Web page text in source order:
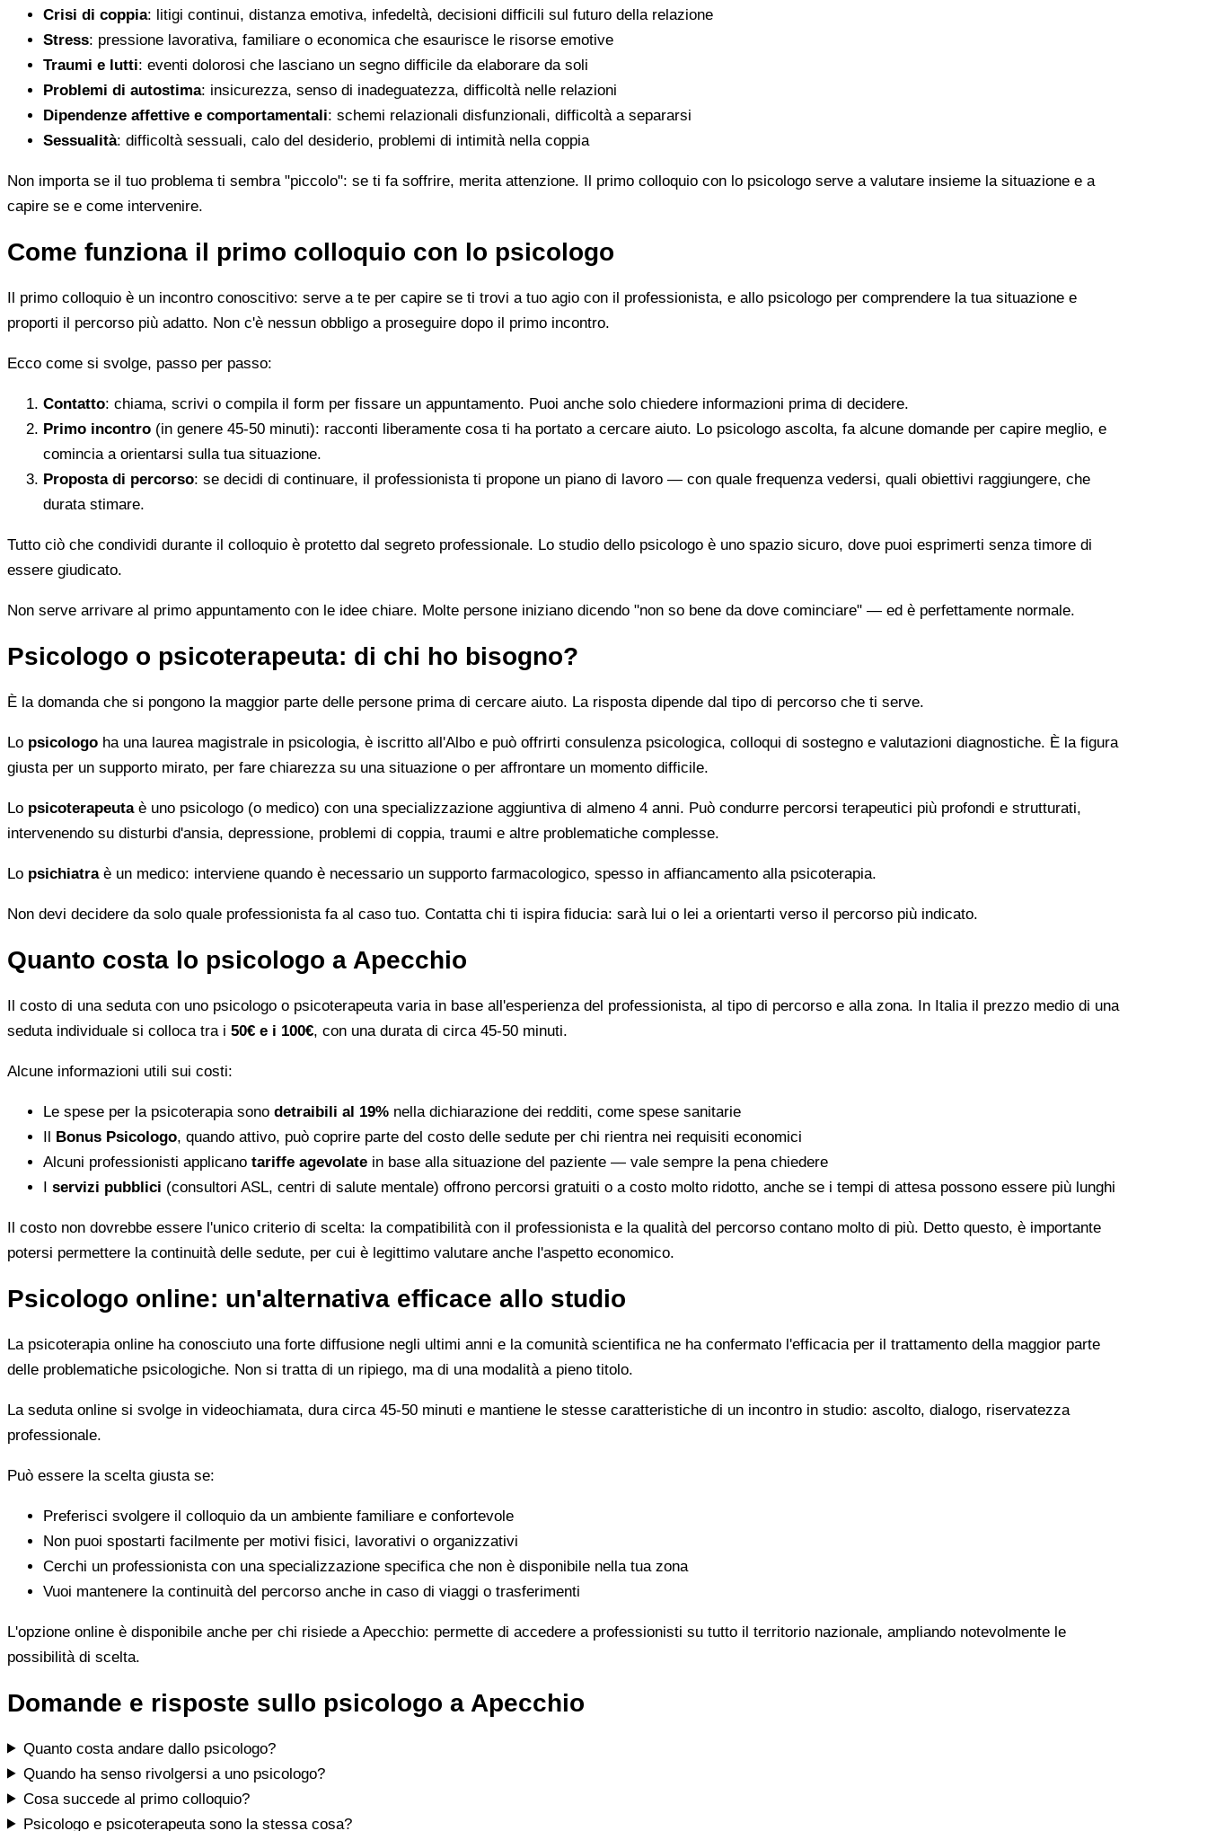
Crisi di coppia: litigi continui, distanza emotiva, infedeltà, decisioni difficili sul futuro della relazione
Stress: pressione lavorativa, familiare o economica che esaurisce le risorse emotive
Traumi e lutti: eventi dolorosi che lasciano un segno difficile da elaborare da soli
Problemi di autostima: insicurezza, senso di inadeguatezza, difficoltà nelle relazioni
Dipendenze affettive e comportamentali: schemi relazionali disfunzionali, difficoltà a separarsi
Sessualità: difficoltà sessuali, calo del desiderio, problemi di intimità nella coppia
Non importa se il tuo problema ti sembra "piccolo": se ti fa soffrire, merita attenzione. Il primo colloquio con lo psicologo serve a valutare insieme la situazione e a
capire se e come intervenire.
Come funziona il primo colloquio con lo psicologo
Il primo colloquio è un incontro conoscitivo: serve a te per capire se ti trovi a tuo agio con il professionista, e allo psicologo per comprendere la tua situazione e
proporti il percorso più adatto. Non c'è nessun obbligo a proseguire dopo il primo incontro.
Ecco come si svolge, passo per passo:
Contatto: chiama, scrivi o compila il form per fissare un appuntamento. Puoi anche solo chiedere informazioni prima di decidere.
Primo incontro (in genere 45-50 minuti): racconti liberamente cosa ti ha portato a cercare aiuto. Lo psicologo ascolta, fa alcune domande per capire meglio, e
comincia a orientarsi sulla tua situazione.
Proposta di percorso: se decidi di continuare, il professionista ti propone un piano di lavoro — con quale frequenza vedersi, quali obiettivi raggiungere, che
durata stimare.
Tutto ciò che condividi durante il colloquio è protetto dal segreto professionale. Lo studio dello psicologo è uno spazio sicuro, dove puoi esprimerti senza timore di
essere giudicato.
Non serve arrivare al primo appuntamento con le idee chiare. Molte persone iniziano dicendo "non so bene da dove cominciare" — ed è perfettamente normale.
Psicologo o psicoterapeuta: di chi ho bisogno?
È la domanda che si pongono la maggior parte delle persone prima di cercare aiuto. La risposta dipende dal tipo di percorso che ti serve.
Lo psicologo ha una laurea magistrale in psicologia, è iscritto all'Albo e può offrirti consulenza psicologica, colloqui di sostegno e valutazioni diagnostiche. È la figura
giusta per un supporto mirato, per fare chiarezza su una situazione o per affrontare un momento difficile.
Lo psicoterapeutaè uno psicologo (o medico) con una specializzazione aggiuntiva di almeno 4 anni. Può condurre percorsi terapeutici più profondi e strutturati,
intervenendo su disturbi d'ansia, depressione, problemi di coppia, traumi e altre problematiche complesse.
Lo psichiatraè un medico: interviene quando è necessario un supporto farmacologico, spesso in affiancamento alla psicoterapia.
Non devi decidere da solo quale professionista fa al caso tuo. Contatta chi ti ispira fiducia: sarà lui o lei a orientarti verso il percorso più indicato.
Quanto costa lo psicologo a Apecchio
Il costo di una seduta con uno psicologo o psicoterapeuta varia in base all'esperienza del professionista, al tipo di percorso e alla zona. In Italia il prezzo medio di una
seduta individuale si colloca tra i 50€ e i 100€, con una durata di circa 45-50 minuti.
Alcune informazioni utili sui costi:
Le spese per la psicoterapia sono detraibili al 19% nella dichiarazione dei redditi, come spese sanitarie
Il Bonus Psicologo, quando attivo, può coprire parte del costo delle sedute per chi rientra nei requisiti economici
Alcuni professionisti applicano tariffe agevolate in base alla situazione del paziente — vale sempre la pena chiedere
I servizi pubblici (consultori ASL, centri di salute mentale) offrono percorsi gratuiti o a costo molto ridotto, anche se i tempi di attesa possono essere più lunghi
Il costo non dovrebbe essere l'unico criterio di scelta: la compatibilità con il professionista e la qualità del percorso contano molto di più. Detto questo, è importante
potersi permettere la continuità delle sedute, per cui è legittimo valutare anche l'aspetto economico.
Psicologo online: un'alternativa efficace allo studio
La psicoterapia online ha conosciuto una forte diffusione negli ultimi anni e la comunità scientifica ne ha confermato l'efficacia per il trattamento della maggior parte
delle problematiche psicologiche. Non si tratta di un ripiego, ma di una modalità a pieno titolo.
La seduta online si svolge in videochiamata, dura circa 45-50 minuti e mantiene le stesse caratteristiche di un incontro in studio: ascolto, dialogo, riservatezza
professionale.
Può essere la scelta giusta se:
Preferisci svolgere il colloquio da un ambiente familiare e confortevole
Non puoi spostarti facilmente per motivi fisici, lavorativi o organizzativi
Cerchi un professionista con una specializzazione specifica che non è disponibile nella tua zona
Vuoi mantenere la continuità del percorso anche in caso di viaggi o trasferimenti
L'opzione online è disponibile anche per chi risiede a Apecchio: permette di accedere a professionisti su tutto il territorio nazionale, ampliando notevolmente le
possibilità di scelta.
Domande e risposte sullo psicologo a Apecchio
Quanto costa andare dallo psicologo?
Quando ha senso rivolgersi a uno psicologo?
Cosa succede al primo colloquio?
Psicologo e psicoterapeuta sono la stessa cosa?